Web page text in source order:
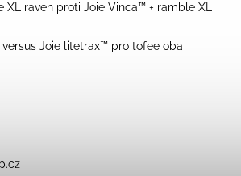
XL raven proti Joie Vinca™ + ramble XL
Joie litetrax™ pro tofee oba